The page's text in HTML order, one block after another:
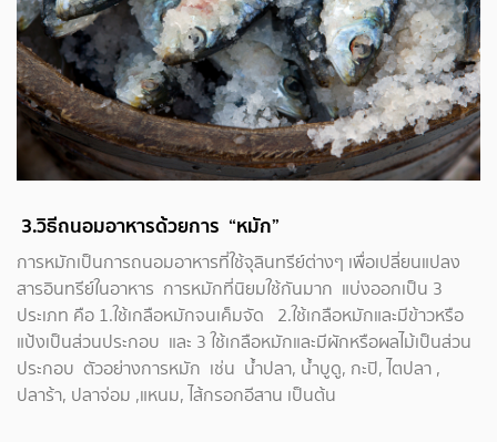
3.วิธีถนอมอาหารด้วยการ “หมัก”
การหมักเป็นการถนอมอาหารที่ใช้จุลินทรีย์ต่างๆ เพื่อเปลี่ยนแปลง
สารอินทรีย์ในอาหาร การหมักที่นิยมใช้กันมาก แบ่งออกเป็น 3
ประเภท คือ 1.ใช้เกลือหมักจนเค็มจัด 2.ใช้เกลือหมักและมีข้าวหรือ
แป้งเป็นส่วนประกอบ และ 3 ใช้เกลือหมักและมีผักหรือผลไม้เป็นส่วน
ประกอบ ตัวอย่างการหมัก เช่น น้ำปลา, น้ำบูดู, กะปิ, ไตปลา ,
ปลาร้า, ปลาจ่อม ,แหนม, ไส้กรอกอีสาน เป็นต้น